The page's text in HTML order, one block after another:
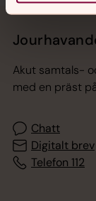
Akut samtals-
med en präst
Chatt
Digitalt brev
Telefon 112